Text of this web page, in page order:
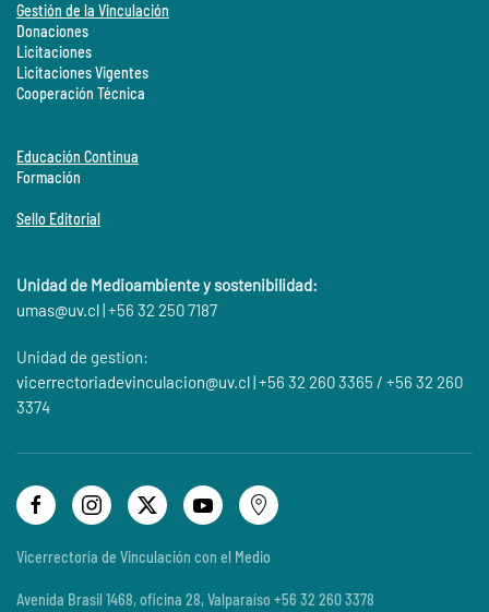
Gestión de la Vinculación
Donaciones
Licitaciones
Licitaciones Vigentes
Cooperación Técnica
Educación Continua
Formación
Sello Editorial
Unidad de Medioambiente y sostenibilidad:
umas@uv.cl| +56 32 250 7187
Unidad de gestion:
vicerrectoriadevinculacion@uv.cl| +56 32 260 3365 / +56 32 260
3374
Vicerrectoría de Vinculación con el Medio
Avenida Brasil 1468, oficina 28, Valparaíso +56 32 260 3378